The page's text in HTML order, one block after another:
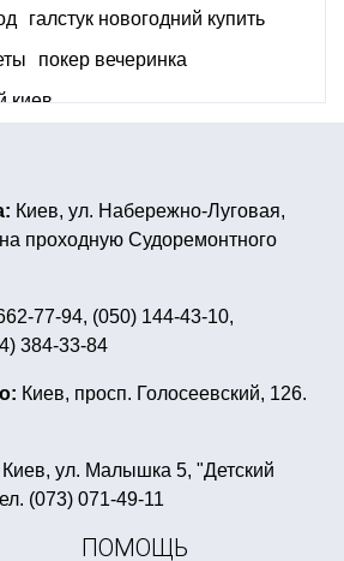
галстук новогодний купить
покер вечеринка
киев
купить
валентина купить киев
шары светящиеся палочки
дня рождения
купить
шары
купить киев
день рождения мальчику
Киев, ул. Набережно-Луговая,
проходную Судоремонтного
77-94, (050) 144-43-10,
384-33-84
Киев, просп. Голосеевский, 126.
Киев, ул. Малышка 5, "Детский
(073) 071-49-11
ПОМОЩЬ